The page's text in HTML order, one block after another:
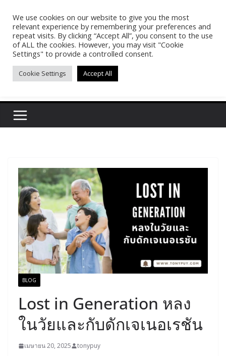
contentPasakon Puypong
(tonypuy)
เปิดพื้นที่การเรียนรู้และพร้อมแบ่งปันของผม
BLOG
Lost in Generation หลง
ในวัยและกับดักเจเนอเรชัน
เมษายน 20, 2025 tonypuy
We use cookies on our website to give you the most
relevant experience by remembering your preferences and
repeat visits. By clicking “Accept All”, you consent to the use
of ALL the cookies. However, you may visit "Cookie
Settings" to provide a controlled consent.
Cookie Settings Accept All